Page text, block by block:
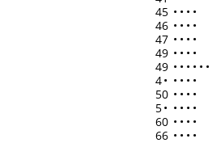
45 • • • •
46 • • • •
47 • • • •
49 • • • •
49 • • • • • •
4• • • • •
50 • • • •
5• • • • •
60 • • • •
66 • • • •